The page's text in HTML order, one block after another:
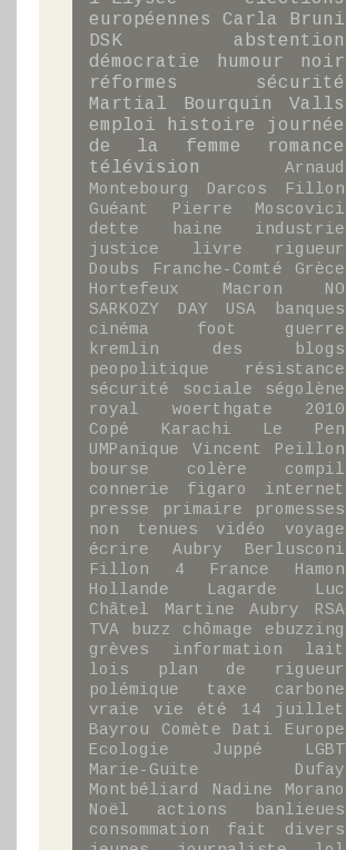
européennes
Carla Bruni
DSK
abstention
démocratie
humour noir
réformes
sécurité
Martial Bourquin
Valls
emploi
histoire
journée
de la femme
romance
télévision
Arnaud
Montebourg
Darcos
Fillon
Guéant
Pierre Moscovici
dette
haine
industrie
justice
livre
rigueur
Doubs
Franche-Comté
Grèce
Hortefeux
Macron
NO
SARKOZY DAY
USA
banques
cinéma
foot
guerre
kremlin des blogs
peopolitique
résistance
sécurité sociale
ségolène
royal
woerthgate
2010
Copé
Karachi
Le Pen
UMPanique
Vincent Peillon
bourse
colère
compil
connerie
figaro
internet
presse
primaire
promesses
non tenues
vidéo
voyage
écrire
Aubry
Berlusconi
Fillon 4
France
Hamon
Hollande
Lagarde
Luc
Châtel
Martine Aubry
RSA
TVA
buzz chômage
ebuzzing
grèves
information
lait
lois
plan de rigueur
polémique
taxe carbone
vraie vie
été
14 juillet
Bayrou
Comète Dati
Europe
Ecologie
Juppé
LGBT
Marie-Guite Dufay
Montbéliard
Nadine Morano
Noël
actions
banlieues
consommation
fait divers